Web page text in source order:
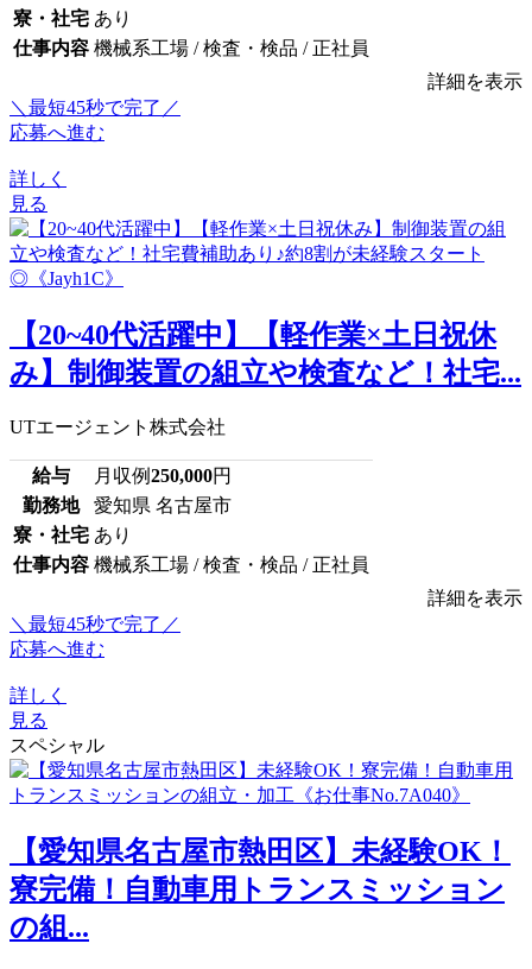
寮・社宅 あり
仕事内容 機械系工場 / 検査・検品 / 正社員
詳細を表示
＼最短45秒で完了／
応募へ進む
詳しく
見る
【20~40代活躍中】【軽作業×土日祝休
み】制御装置の組立や検査など！社宅...
UTエージェント株式会社
給与 月収例250,000円
勤務地
愛知県 名古屋市
寮・社宅 あり
仕事内容 機械系工場 / 検査・検品 / 正社員
詳細を表示
＼最短45秒で完了／
応募へ進む
詳しく
見る
スペシャル
【愛知県名古屋市熱田区】未経験OK！
寮完備！自動車用トランスミッション
の組...